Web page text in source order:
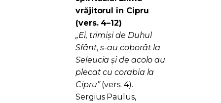
vrăjitorul în Cipru
(vers. 4–12)
„Ei, trimiși de Duhul
Sfânt, s-au coborât la
Seleucia și de acolo au
plecat cu corabia la
Cipru”(vers. 4).
Sergius Paulus,